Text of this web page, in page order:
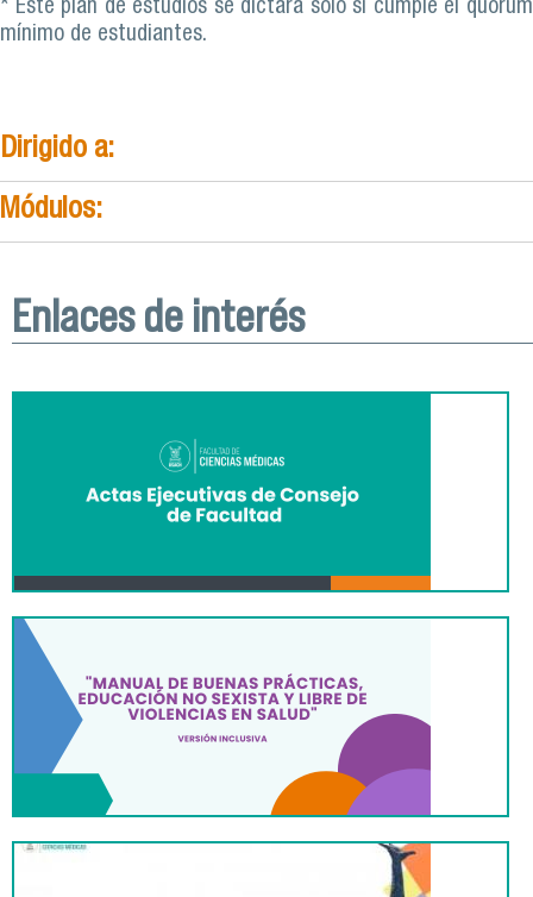
* Este plan de estudios se dictará sólo si cumple el quorum
mínimo de estudiantes.
Dirigido a:
Módulos:
Enlaces de interés